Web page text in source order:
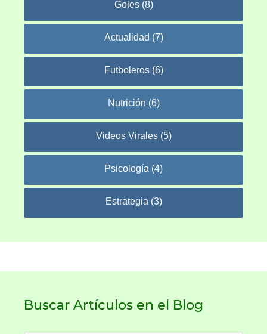
Goles (8)
Actualidad (7)
Futboleros (6)
Nutrición (6)
Videos Virales (5)
Psicología (4)
Estrategia (3)
Buscar Artículos en el Blog